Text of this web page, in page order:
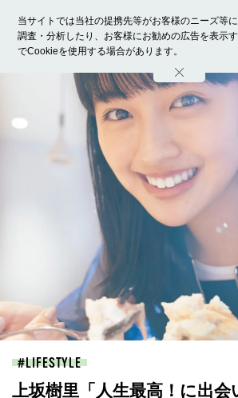
当サイトでは当社の提携先等がお客様のニーズ等
調査・分析したり、お客様にお勧めの広告を表示
でCookieを使用する場合があります。
ホーム モデル募集 ランキング
LIFESTYLE
上坂樹里「人生最高！に出会